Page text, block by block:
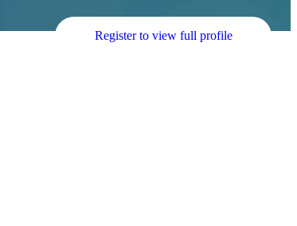
Register to view full profile